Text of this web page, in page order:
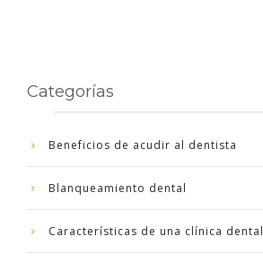
Categorías
Beneficios de acudir al dentista
Blanqueamiento dental
Características de una clínica dental